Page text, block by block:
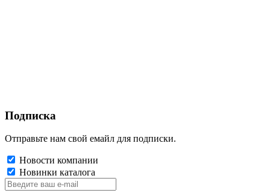
Подписка
Отправьте нам свой емайл для подписки.
Новости компании
Новинки каталога